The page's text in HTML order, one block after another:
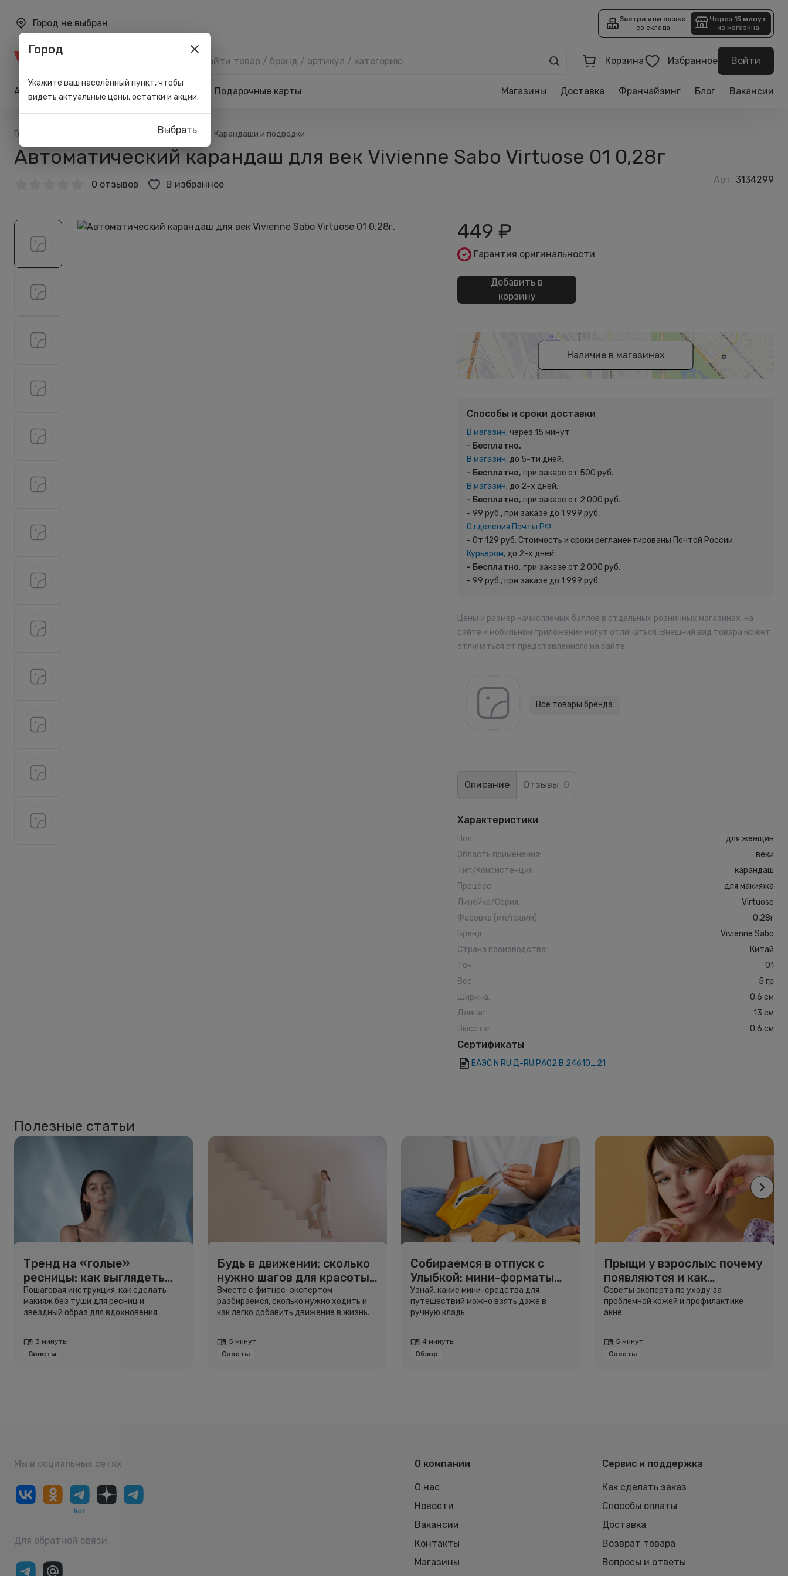
Город не выбран
Завтра или позже
со склада
Через 15 минут
из магазина
Корзина Избранное Войти
Акции Карта лояльности Подарочные карты Магазины Доставка Франчайзинг Блог Вакансии
Главная Для глаз Карандаши и подводки
Автоматический карандаш для век Vivienne Sabo Virtuose 01 0,28г
0 отзывов В избранное Арт. 3134299
449 ₽
Гарантия оригинальности
Добавить в
корзину
Наличие в магазинах
Способы и сроки доставки
В магазин,через 15 минут
- Бесплатно.
В магазин,до 5-ти дней:
- Бесплатно, при заказе от 500 руб.
В магазин,до 2-х дней:
- Бесплатно, при заказе от 2 000 руб.
- 99 руб., при заказе до 1 999 руб.
Отделения Почты РФ
- От 129 руб. Стоимость и сроки регламентированы Почтой России
Курьером,до 2-х дней:
- Бесплатно, при заказе от 2 000 руб.
- 99 руб., при заказе до 1 999 руб.
Цены и размер начисляемых баллов в отдельных розничных магазинах, на
сайте и мобильном приложении могут отличаться. Внешний вид товара может
отличаться от представленного на сайте.
Все товары бренда
Описание Отзывы 0
Характеристики
Пол:
для женщин
Область применения:
веки
Тип/Консистенция:
карандаш
Процесс:
для макияжа
Линейка/Серия:
Virtuose
Фасовка (мл/грамм):
0,28г
Бренд:
Vivienne Sabo
Страна производства:
Китай
Тон:
01
Вес:
5 гр
Ширина:
0.6 см
Длина:
13 см
Высота: 0.6 см
Сертификаты
ЕАЭС N RU Д-RU.РА02.В.24610_21
Полезные статьи
Тренд на «голые»
ресницы: как выглядеть
свежо, не используя тушь
Пошаговая инструкция, как сделать
макияж без туши для ресниц и
звёздный образ для вдохновения.
3 минуты
Советы
Будь в движении: сколько
нужно шагов для красоты
и здоровья
Вместе с фитнес-экспертом
разбираемся, сколько нужно ходить и
как легко добавить движение в жизнь.
5 минут
Советы
Собираемся в отпуск с
Улыбкой: мини-форматы
для путешествий
Узнай, какие мини-средства для
путешествий можно взять даже в
ручную кладь.
4 минуты
Обзор
Прыщи у взрослых: почему
появляются и как
избавиться
Советы эксперта по уходу за
проблемной кожей и профилактике
акне.
5 минут
Советы
Мы в социальных сетях
Для обратной связи
О компании
О нас
Новости
Вакансии
Контакты
Магазины
Сервис и поддержка
Как сделать заказ
Способы оплаты
Доставка
Возврат товара
Вопросы и ответы
Город
Укажите ваш населённый пункт, чтобы
видеть актуальные цены, остатки и акции.
Выбрать